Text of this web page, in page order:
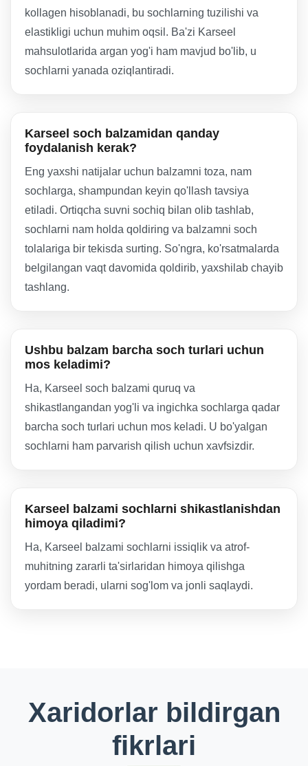
kollagen hisoblanadi, bu sochlarning tuzilishi va
elastikligi uchun muhim oqsil. Ba'zi Karseel
mahsulotlarida argan yog'i ham mavjud bo'lib, u
sochlarni yanada oziqlantiradi.
Karseel soch balzamidan qanday
foydalanish kerak?
Eng yaxshi natijalar uchun balzamni toza, nam
sochlarga, shampundan keyin qo'llash tavsiya
etiladi. Ortiqcha suvni sochiq bilan olib tashlab,
sochlarni nam holda qoldiring va balzamni soch
tolalariga bir tekisda surting. So'ngra, ko'rsatmalarda
belgilangan vaqt davomida qoldirib, yaxshilab chayib
tashlang.
Ushbu balzam barcha soch turlari uchun
mos keladimi?
Ha, Karseel soch balzami quruq va
shikastlangandan yog'li va ingichka sochlarga qadar
barcha soch turlari uchun mos keladi. U bo'yalgan
sochlarni ham parvarish qilish uchun xavfsizdir.
Karseel balzami sochlarni shikastlanishdan
himoya qiladimi?
Ha, Karseel balzami sochlarni issiqlik va atrof-
muhitning zararli ta'sirlaridan himoya qilishga
yordam beradi, ularni sog'lom va jonli saqlaydi.
Xaridorlar bildirgan
fikrlari